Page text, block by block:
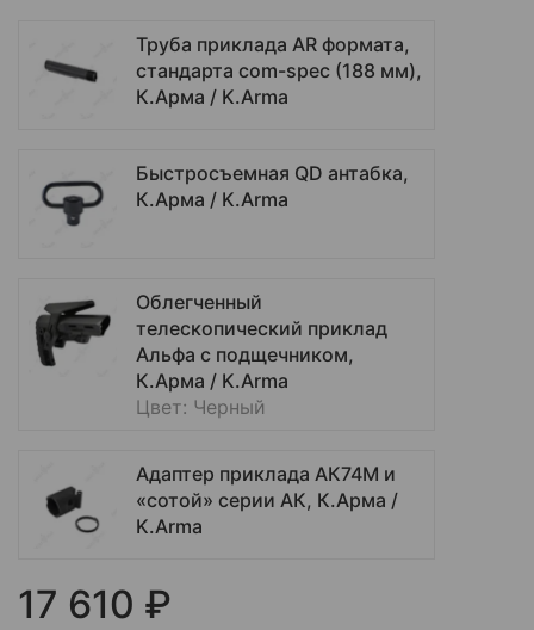
Труба приклада AR формата,
стандарта com-spec (188 мм),
К.Арма / K.Arma
Быстросъемная QD антабка,
К.Арма / K.Arma
Облегченный
телескопический приклад
Альфа с подщечником,
К.Арма / K.Arma
Цвет: Черный
Адаптер приклада АК74М и
«сотой» серии АК, К.Арма /
K.Arma
17 610 ₽